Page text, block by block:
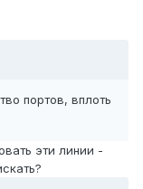
портов, вплоть
эти линии -